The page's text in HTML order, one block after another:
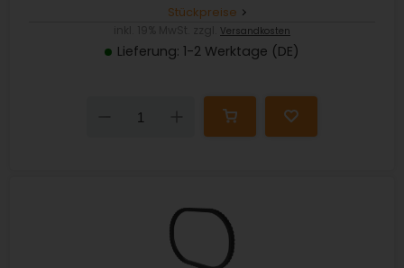
Stückpreise
Versandkosten
Lieferung: 1-2 Werktage (DE)
Down